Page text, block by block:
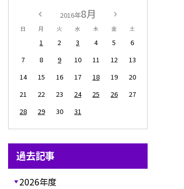
2016年8月
日 月 火 水 木 金 土
1 2 3 4 5
6
7
8 9 10 11 12
13
14
15 16 17 18 19
20
21
22 23 24 25 26
27
28
29 30 31
過去記事
2026年度